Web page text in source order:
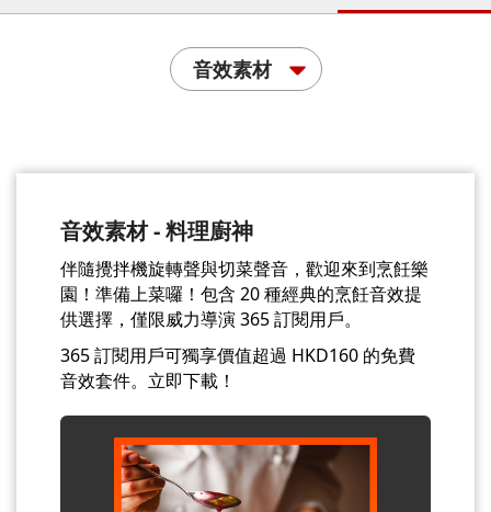
音效素材
音效素材 - 料理廚神
伴隨攪拌機旋轉聲與切菜聲音，歡迎來到烹飪樂
園！準備上菜囉！包含 20 種經典的烹飪音效提
供選擇，僅限威力導演 365 訂閱用戶。
365 訂閱用戶可獨享價值超過 HKD160 的免費
音效套件。立即下載！